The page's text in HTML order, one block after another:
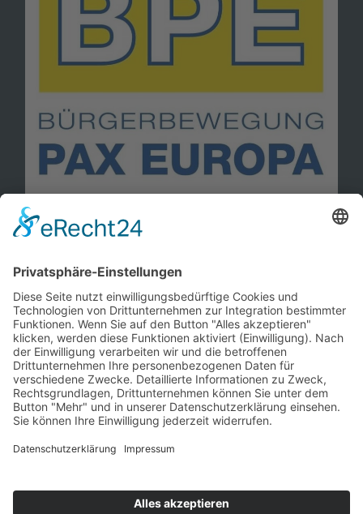
Kontakt
Mitglied werden!
Impressum
Datenschutz
Copyright 2023. All rights reserved.